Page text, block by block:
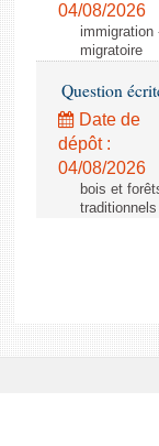
04/08/2026
migratoire
Question
Date de
dépôt :
04/08/2026
bois et